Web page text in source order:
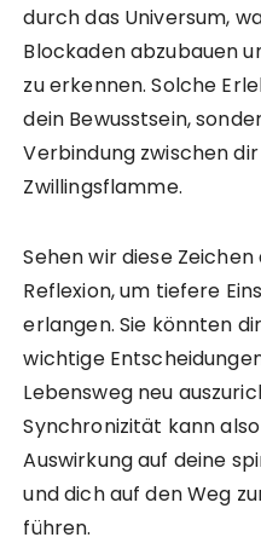
durch das Universum,
Blockaden abzubauen
zu erkennen. Solche
dein Bewusstsein,
Verbindung zwischen
Zwillingsflamme.
Sehen wir diese
Reflexion, um tiefere
erlangen. Sie könnten
wichtige
Lebensweg neu
Synchronizität kann
Auswirkung auf deine
und dich auf den Weg
führen.